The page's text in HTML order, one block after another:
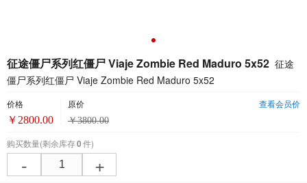
征途僵尸系列红僵尸 Viaje Zombie Red Maduro 5x52 征途
僵尸系列红僵尸 Viaje Zombie Red Maduro 5x52
查看会员价
价格
￥ 2800.00
原价
￥3800.00
购买数量(剩余库存0件)
- +